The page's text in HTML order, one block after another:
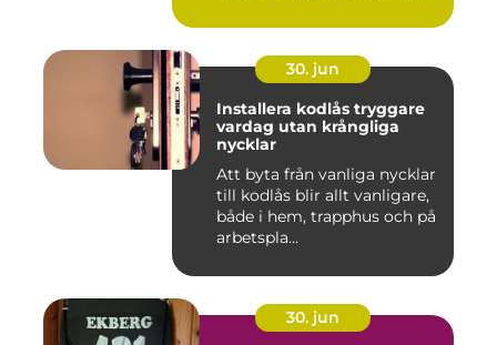
30. jun
Installera kodlås tryggare
vardag utan krångliga
nycklar
Att byta från vanliga nycklar
till kodlås blir allt vanligare,
både i hem, trapphus och på
arbetspla...
30. jun